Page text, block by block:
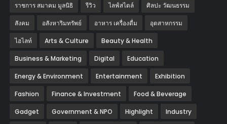
ราชการ สมาคม มูลนิธิ รีวิว ไลฟ์สไตล์ ศิลปะ วัฒนธรรม
สังคม อสังหาริมทรัพย์ อาหาร เครื่องดื่ม อุตสาหกรรม
ไฮไลท์ Arts & Culture Beauty & Health
Business & Marketing Digital Education
Energy & Environment Entertainment Exhibition
Fashion Finance & Investment Food & Beverage
Gadget Government & NPO Highlight Industry